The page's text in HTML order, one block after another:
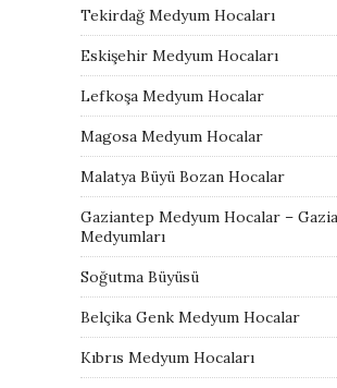
Tekirdağ Medyum Hocaları
Eskişehir Medyum Hocaları
Lefkoşa Medyum Hocalar
Magosa Medyum Hocalar
Malatya Büyü Bozan Hocalar
Gaziantep Medyum Hocalar –
Medyumları
Soğutma Büyüsü
Belçika Genk Medyum Hocalar
Kıbrıs Medyum Hocaları